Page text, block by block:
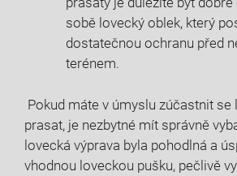
sobě lovecký oblek, který
dostatečnou ochranu ​před
terénem.
⁢Pokud máte v úmyslu zúčastnit ‌se
prasat, je nezbytné mít správně
lovecká výprava byla pohodlná⁢ a
vhodnou loveckou pušku, pečlivě